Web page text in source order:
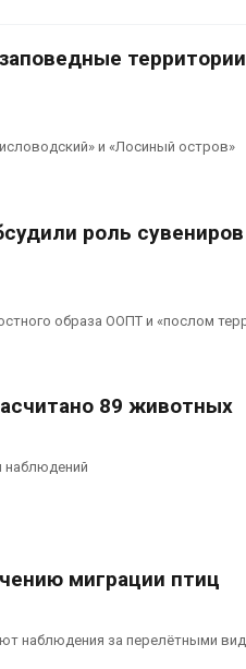
территории
и «Лосиный остров»
роль
образа ООПТ и «послом
89 животных
наблюдений
миграции птиц
наблюдения за перелётными